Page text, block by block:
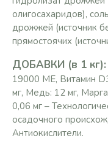
олигосахаридов),
дрожжей (источник
прямостоячих
ДОБАВКИ (в 1 кг):
19000 ME, Витамин
мг, Медь: 12 мг,
0,06 мг –
осадочного
Антиокислители.